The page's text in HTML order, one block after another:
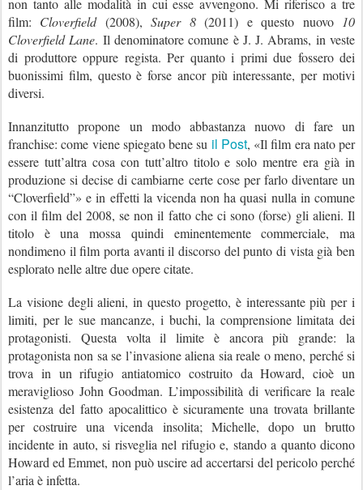
non tanto alle modalità in cui esse avvengono. Mi riferisco a tre
film: Cloverfield(2008),Super 8(2011) e questo nuovo 10
Cloverfield Lane. Il denominatore comune è J. J. Abrams, in veste
di produttore oppure regista. Per quanto i primi due fossero dei
buonissimi film, questo è forse ancor più interessante, per motivi
diversi.
Innanzitutto propone un modo abbastanza nuovo di fare un
franchise: come viene spiegato bene su il Post, «Il film era nato per
essere tutt’altra cosa con tutt’altro titolo e solo mentre era già in
produzione si decise di cambiarne certe cose per farlo diventare un
“Cloverfield”» e in effetti la vicenda non ha quasi nulla in comune
con il film del 2008, se non il fatto che ci sono (forse) gli alieni. Il
titolo è una mossa quindi eminentemente commerciale, ma
nondimeno il film porta avanti il discorso del punto di vista già ben
esplorato nelle altre due opere citate.
La visione degli alieni, in questo progetto, è interessante più per i
limiti, per le sue mancanze, i buchi, la comprensione limitata dei
protagonisti. Questa volta il limite è ancora più grande: la
protagonista non sa se l’invasione aliena sia reale o meno, perché si
trova in un rifugio antiatomico costruito da Howard, cioè un
meraviglioso John Goodman. L’impossibilità di verificare la reale
esistenza del fatto apocalittico è sicuramente una trovata brillante
per costruire una vicenda insolita; Michelle, dopo un brutto
incidente in auto, si risveglia nel rifugio e, stando a quanto dicono
Howard ed Emmet, non può uscire ad accertarsi del pericolo perché
l’aria è infetta.